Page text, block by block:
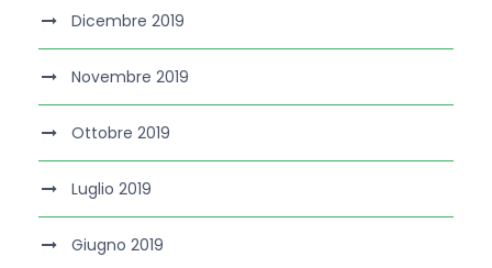
Dicembre 2019
Novembre 2019
Ottobre 2019
Luglio 2019
Giugno 2019